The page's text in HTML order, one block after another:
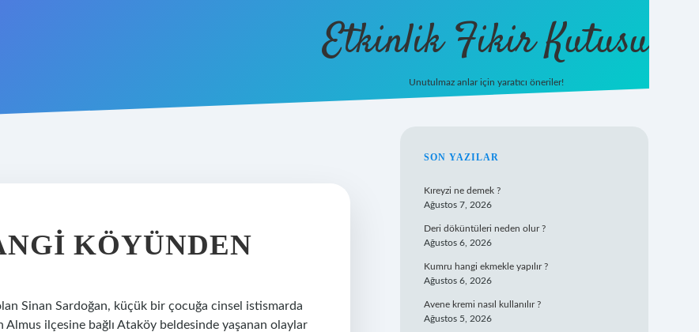
Etkinlik Fikir Kutusu
Unutulmaz anlar için yaratıcı öneriler!
KÖYÜNDEN
Sinan Sardoğan, küçük bir çocuğa cinsel istismarda
Almus ilçesine bağlı Ataköy beldesinde yaşanan olaylar
SIDEBAR
SON YAZILAR
Kıreyzi ne demek ?
Ağustos 7, 2026
Deri döküntüleri neden olur ?
Ağustos 6, 2026
Kumru hangi ekmekle yapılır ?
Ağustos 6, 2026
Avene kremi nasıl kullanılır ?
Ağustos 5, 2026